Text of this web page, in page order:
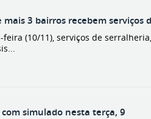
mais 3 bairros recebem
(10/11), serviços de
simulado nesta terça, 9